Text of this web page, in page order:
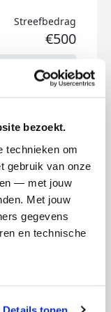
bezoekt.
technieken om
gebruik van onze
— met jouw
Met jouw
gegevens
en technische
Streefbedrag
€500